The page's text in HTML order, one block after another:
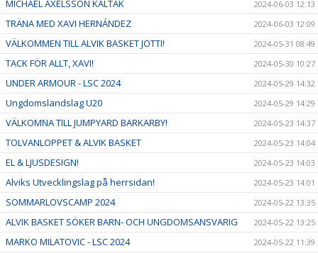
MICHAEL AXELSSON KALTAK 2024-06-03 12:13
TRÄNA MED XAVI HERNÁNDEZ 2024-06-03 12:09
VÄLKOMMEN TILL ALVIK BASKET JOTTI! 2024-05-31 08:49
TACK FÖR ALLT, XAVI! 2024-05-30 10:27
UNDER ARMOUR - LSC 2024 2024-05-29 14:32
Ungdomslandslag U20 2024-05-29 14:29
VÄLKOMNA TILL JUMPYARD BARKARBY! 2024-05-23 14:37
TOLVANLOPPET & ALVIK BASKET 2024-05-23 14:04
EL & LJUSDESIGN! 2024-05-23 14:03
Alviks Utvecklingslag på herrsidan! 2024-05-23 14:01
SOMMARLOVSCAMP 2024 2024-05-22 13:35
ALVIK BASKET SÖKER BARN- OCH UNGDOMSANSVARIG 2024-05-22 13:25
MARKO MILATOVIC - LSC 2024 2024-05-22 11:39